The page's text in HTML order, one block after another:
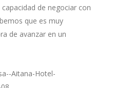
de negociar con
que es muy
de avanzar en un